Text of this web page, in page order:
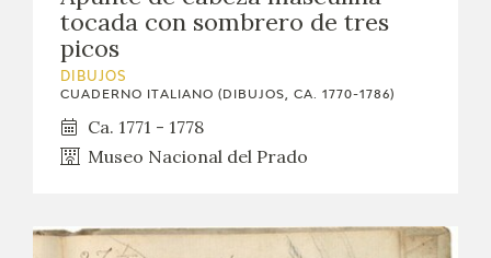
tocada con sombrero de tres
picos
DIBUJOS
CUADERNO ITALIANO (DIBUJOS, CA. 1770-1786)
Ca. 1771 - 1778
Museo Nacional del Prado